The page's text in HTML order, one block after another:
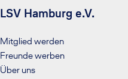
LSV Hamburg e.V.
Mitglied werden
Freunde werben
Über uns